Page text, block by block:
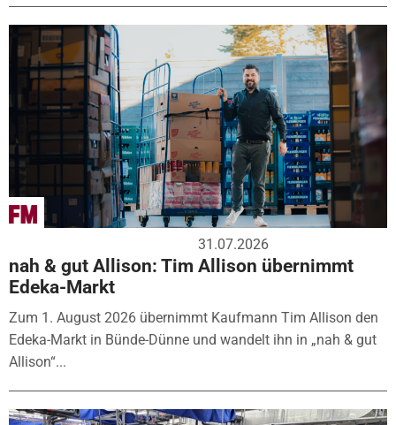
31.07.2026
nah & gut Allison: Tim Allison übernimmt
Edeka-Markt
Zum 1. August 2026 übernimmt Kaufmann Tim Allison den
Edeka-Markt in Bünde-Dünne und wandelt ihn in „nah & gut
Allison“...